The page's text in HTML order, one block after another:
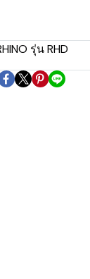
รุ่น RHD